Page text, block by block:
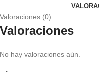
Valoraciones (0)
Valoraciones
No hay valoraciones aún.